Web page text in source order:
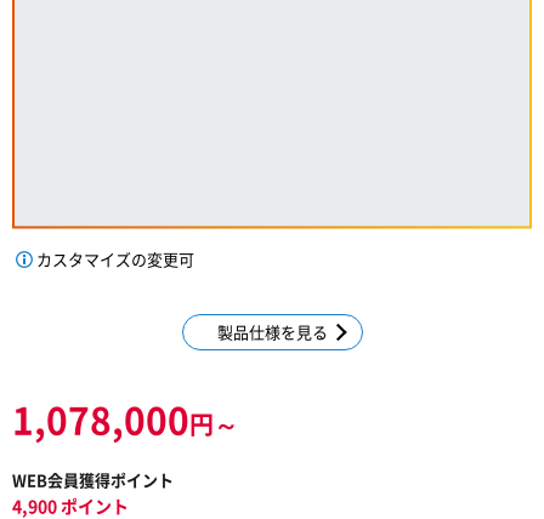
カスタマイズの変更可
製品仕様を見る
1,078,000円～
WEB会員獲得ポイント
4,900 ポイント